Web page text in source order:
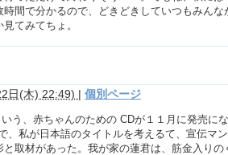
時間で分かるので、どきどきしていつもみん
てみてちょ。
日(木) 22:49) | 個別ページ
う、赤ちゃんのための CDが１１月に発売に
、私が日本語のタイトルを考えるて、宣伝マ
取材があった。我が家の蓮君は、筋金入りの